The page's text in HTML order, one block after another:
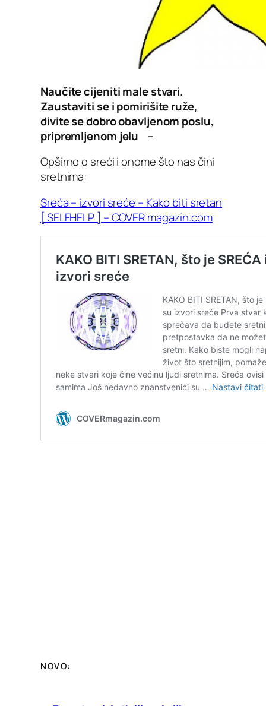
Naučite cijeniti male stvari.
Zaustaviti se i pomirišite ruže,
divite se dobro obavljenom poslu,
pripremljenom jelu –
Opširno o sreći i onome što nas čini
sretnima:
Sreća – izvori sreće – Kako biti sretan
[ SELFHELP ] – COVER magazin.com
NOVO: